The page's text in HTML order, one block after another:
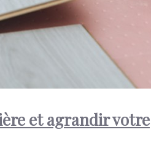
et agrandir votre